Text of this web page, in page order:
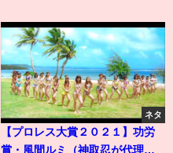
ネタ
【プロレス大賞２０２１】功労
賞・風間ルミ（神取忍が代理で